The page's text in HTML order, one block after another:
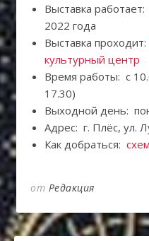
Выставка
2022 года
Выставка проходит:
культурный центр
Время работы: с
17.30)
Выходной день:
Адрес: г. Плёс, ул.
Как добраться:
от Редакция